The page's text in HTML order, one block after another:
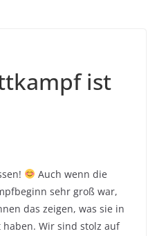
ist
Auch wenn die
sehr groß war,
das zeigen, was sie in
Wir sind stolz auf